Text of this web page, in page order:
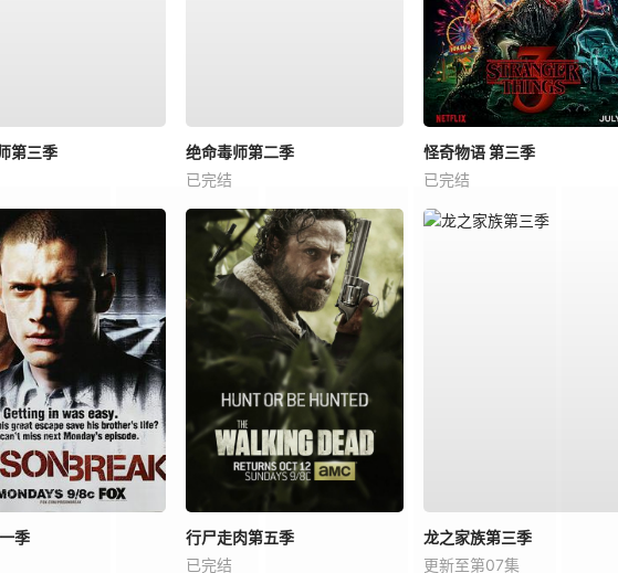
第三季
绝命毒师第二季
已完结
怪奇物语 第三季
已完结
季
行尸走肉第五季
已完结
龙之家族第三季
更新至第07集